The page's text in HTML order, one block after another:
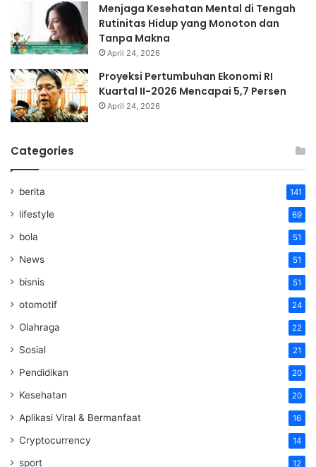
Menjaga Kesehatan Mental di Tengah
Rutinitas Hidup yang Monoton dan
Tanpa Makna
April 24, 2026
Proyeksi Pertumbuhan Ekonomi RI
Kuartal II-2026 Mencapai 5,7 Persen
April 24, 2026
Categories
berita 141
lifestyle 69
bola 51
News 51
bisnis 51
otomotif 24
Olahraga 22
Sosial 21
Pendidikan 20
Kesehatan 20
Aplikasi Viral & Bermanfaat 16
Cryptocurrency 14
sport 12